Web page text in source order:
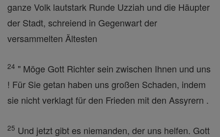
ganze Volk lautstark Runde Uzziah und die Häupter
der Stadt, schreiend in Gegenwart der
versammelten Ältesten
24 " Möge Gott Richter sein zwischen Ihnen und uns
! Für Sie getan haben uns großen Schaden, indem
sie nicht verklagt für den Frieden mit den Assyrern .
25 Und jetzt gibt es niemanden, der uns helfen. Gott